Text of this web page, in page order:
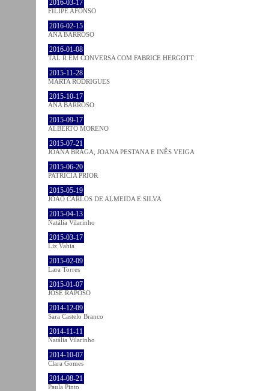
2016-03-17
FILIPE AFONSO
2016-02-15
ANA BARROSO
2016-01-08
TAL R EM CONVERSA COM FABRICE HERGOTT
2015-11-28
MARTA RODRIGUES
2015-10-17
ANA BARROSO
2015-09-17
ALBERTO MORENO
2015-07-21
JOANA BRAGA, JOANA PESTANA E INÊS VEIGA
2015-06-20
PATRÍCIA PRIOR
2015-05-19
JOÃO CARLOS DE ALMEIDA E SILVA
2015-04-13
Natália Vilarinho
2015-03-17
Liz Vahia
2015-02-09
Lara Torres
2015-01-07
JOSÉ RAPOSO
2014-12-09
Sara Castelo Branco
2014-11-11
Natália Vilarinho
2014-10-07
Clara Gomes
2014-08-21
Paula Pinto